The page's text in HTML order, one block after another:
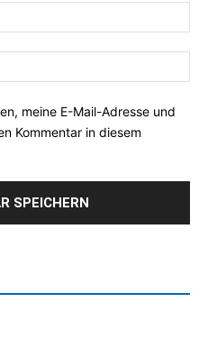
meine E-Mail-Adresse und
Kommentar in diesem